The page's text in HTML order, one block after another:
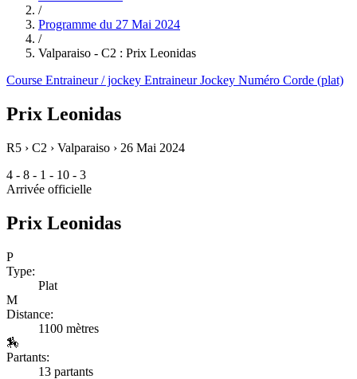
/
Programme du 27 Mai 2024
/
Valparaiso - C2 : Prix Leonidas
Course Entraineur / jockey EntraineurJockey Numéro Corde (plat)
Prix Leonidas
R5 › C2 › Valparaiso › 26 Mai 2024
4 - 8 - 1 - 10 - 3
Arrivée officielle
Prix Leonidas
P
Type:
Plat
M
Distance:
1100 mètres
🏇
Partants:
13 partants